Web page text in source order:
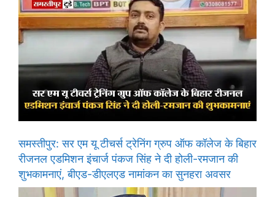
समस्तीपुर: सर एम यू टीचर्स ट्रेनिंग ग्रुप ऑफ कॉलेज के बिहार
रीजनल एडमिशन इंचार्ज पंकज सिंह ने दी होली-रमजान की
शुभकामनाएं, बीएड-डीएलएड नामांकन का सुनहरा अवसर